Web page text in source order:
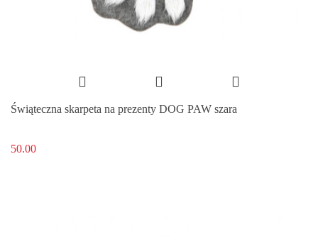
Świąteczna skarpeta na prezenty DOG PAW szara
50.00